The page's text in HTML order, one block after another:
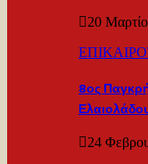
20
8ος
24